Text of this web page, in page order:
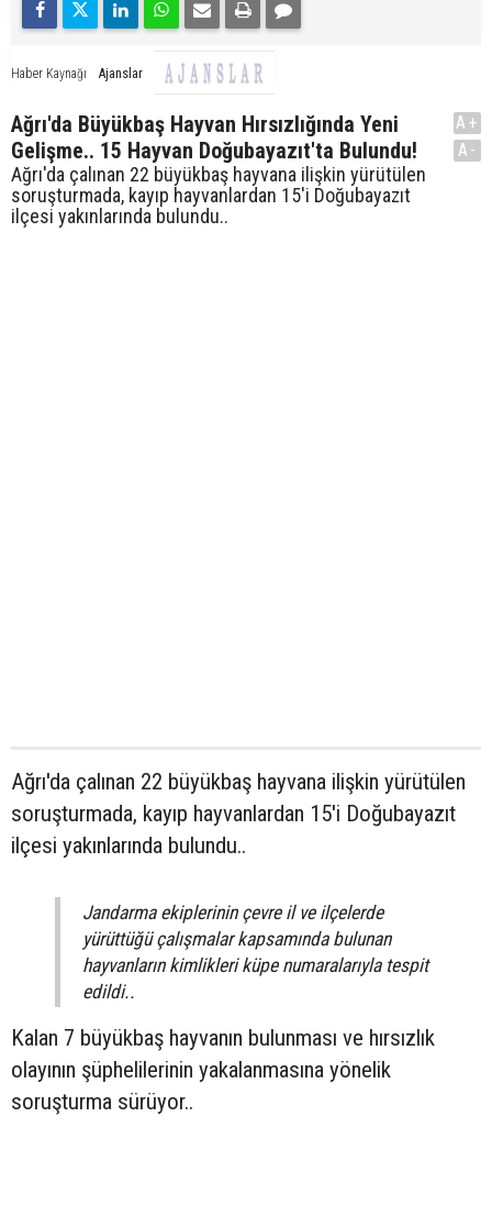
Haber Kaynağı Ajanslar
Ağrı'da Büyükbaş Hayvan Hırsızlığında Yeni
Gelişme.. 15 Hayvan Doğubayazıt'ta Bulundu!
Ağrı'da çalınan 22 büyükbaş hayvana ilişkin yürütülen
soruşturmada, kayıp hayvanlardan 15'i Doğubayazıt
ilçesi yakınlarında bulundu..
A+
A-
Ağrı'da çalınan 22 büyükbaş hayvana ilişkin yürütülen
soruşturmada, kayıp hayvanlardan 15'i Doğubayazıt
ilçesi yakınlarında bulundu..
Jandarma ekiplerinin çevre il ve ilçelerde
yürüttüğü çalışmalar kapsamında bulunan
hayvanların kimlikleri küpe numaralarıyla tespit
edildi..
Kalan 7 büyükbaş hayvanın bulunması ve hırsızlık
olayının şüphelilerinin yakalanmasına yönelik
soruşturma sürüyor..